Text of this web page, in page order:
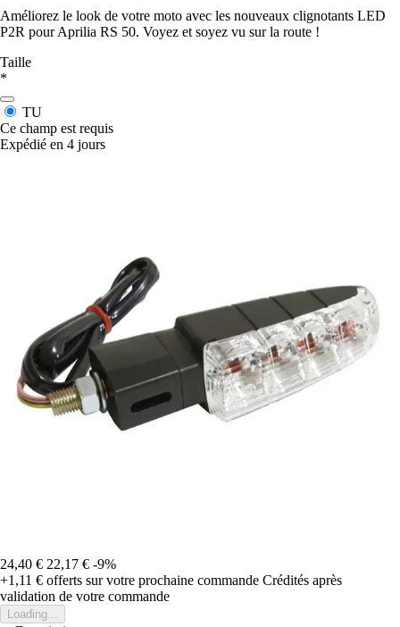
Améliorez le look de votre moto avec les nouveaux clignotants LED
P2R pour Aprilia RS 50. Voyez et soyez vu sur la route !
Taille
*
TU
Ce champ est requis
Expédié en 4 jours
24,40 € 22,17 € -9%
+1,11 € offerts sur votre prochaine commande Crédités après
validation de votre commande
Loading...